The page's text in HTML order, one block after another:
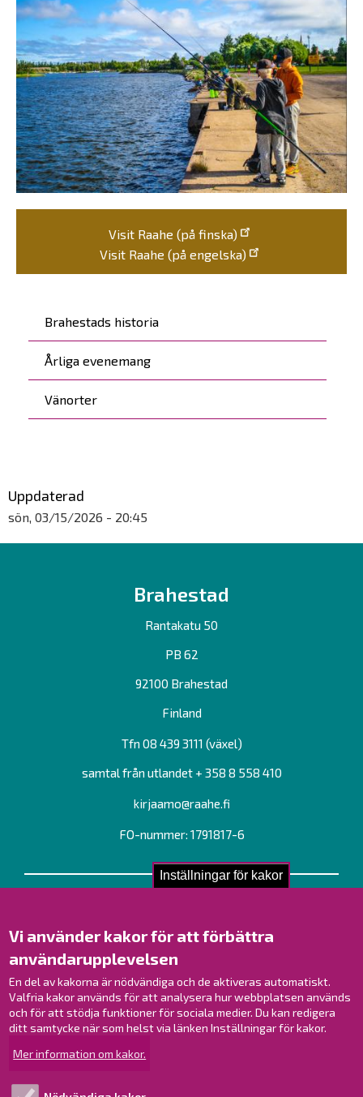
Inställningar för kakor
Vi använder kakor för att förbättra
användarupplevelsen
En del av kakorna är nödvändiga och de aktiveras automatiskt.
Valfria kakor används för att analysera hur webbplatsen används
och för att stödja funktioner för sociala medier. Du kan redigera
ditt samtycke när som helst via länken Inställningar för kakor.
Mer information om kakor.
Päävalikko
Brahestads historia
Årliga evenemang
Vänorter
Visit Raahe (på finska)
Visit Raahe (på engelska)
Uppdaterad
sön, 03/15/2026 - 20:45
Brahestad
Rantakatu 50
PB 62
92100 Brahestad
Finland
Tfn 08 439 3111 (växel)
samtal från utlandet + 358 8 558 410
kirjaamo@raahe.fi
FO-nummer: 1791817-6
Kontakt
Verksamhetsställen
Kontaktuppgifter till personalen
Guidekarta
Brahestad på Facebook
Brahestad på LinkedIn